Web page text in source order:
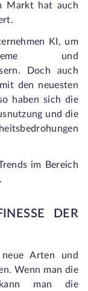
Markt hat auch
KI, um
und
Doch auch
den neuesten
haben sich die
und die
im Bereich
DER
Arten und
Wenn man die
kann man die